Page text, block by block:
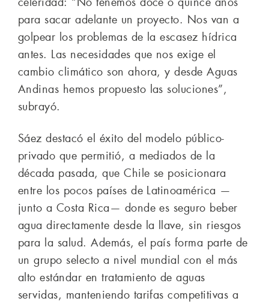
para sacar adelante un proyecto. Nos van a
golpear los problemas de la escasez hídrica
antes. Las necesidades que nos exige el
cambio climático son ahora, y desde Aguas
Andinas hemos propuesto las soluciones”,
subrayó.
Sáez destacó el éxito del modelo público-
privado que permitió, a mediados de la
década pasada, que Chile se posicionara
entre los pocos países de Latinoamérica —
junto a Costa Rica— donde es seguro beber
agua directamente desde la llave, sin riesgos
para la salud. Además, el país forma parte de
un grupo selecto a nivel mundial con el más
alto estándar en tratamiento de aguas
servidas, manteniendo tarifas competitivas a